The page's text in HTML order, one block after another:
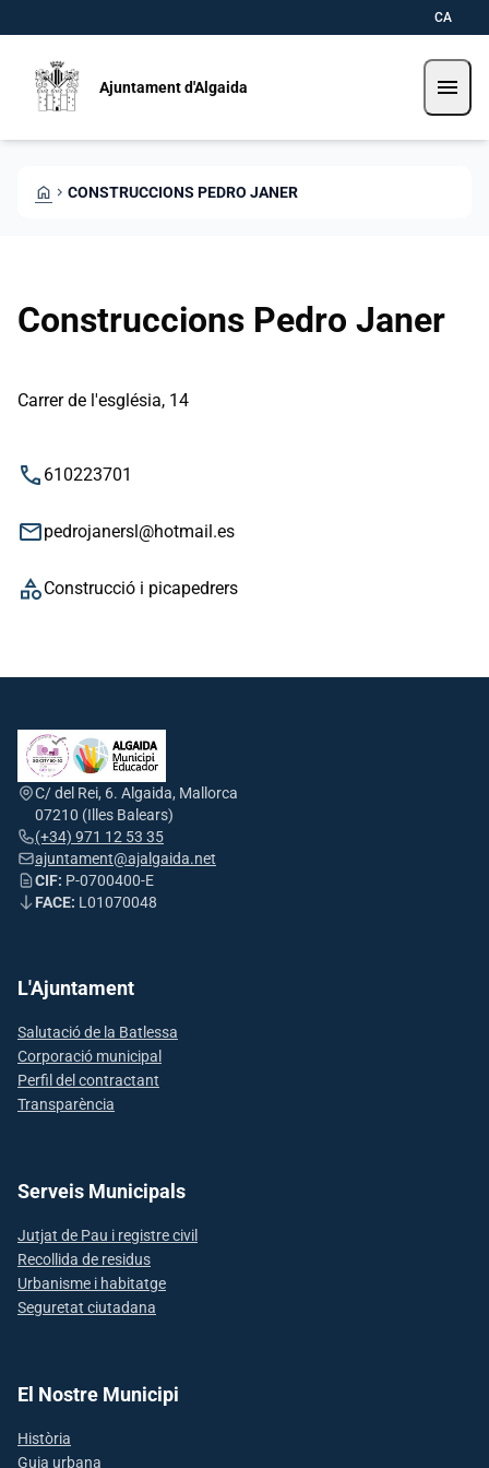
CA
Ajuntament d'Algaida menu
HOME CHEVRON_RIGHT CONSTRUCCIONS PEDRO JANER
Construccions Pedro Janer
Carrer de l'església, 14
phone 610223701
emailpedrojanersl@hotmail.es
categoryConstrucció i picapedrers
C/ del Rei, 6. Algaida, Mallorca
07210 (Illes Balears)
(+34) 971 12 53 35
ajuntament@ajalgaida.net
CIF: P-0700400-E
FACE: L01070048
L'Ajuntament
Salutació de la Batlessa
Corporació municipal
Perfil del contractant
Transparència
Serveis Municipals
Jutjat de Pau i registre civil
Recollida de residus
Urbanisme i habitatge
Seguretat ciutadana
El Nostre Municipi
Història
Guia urbana